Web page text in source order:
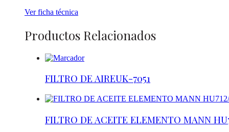
Ver ficha técnica
Productos Relacionados
FILTRO DE AIREUK-7051
FILTRO DE ACEITE ELEMENTO MANN